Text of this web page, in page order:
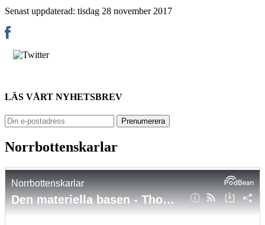
Senast uppdaterad: tisdag 28 november 2017
LÄS VÅRT NYHETSBREV
Norrbottenskarlar